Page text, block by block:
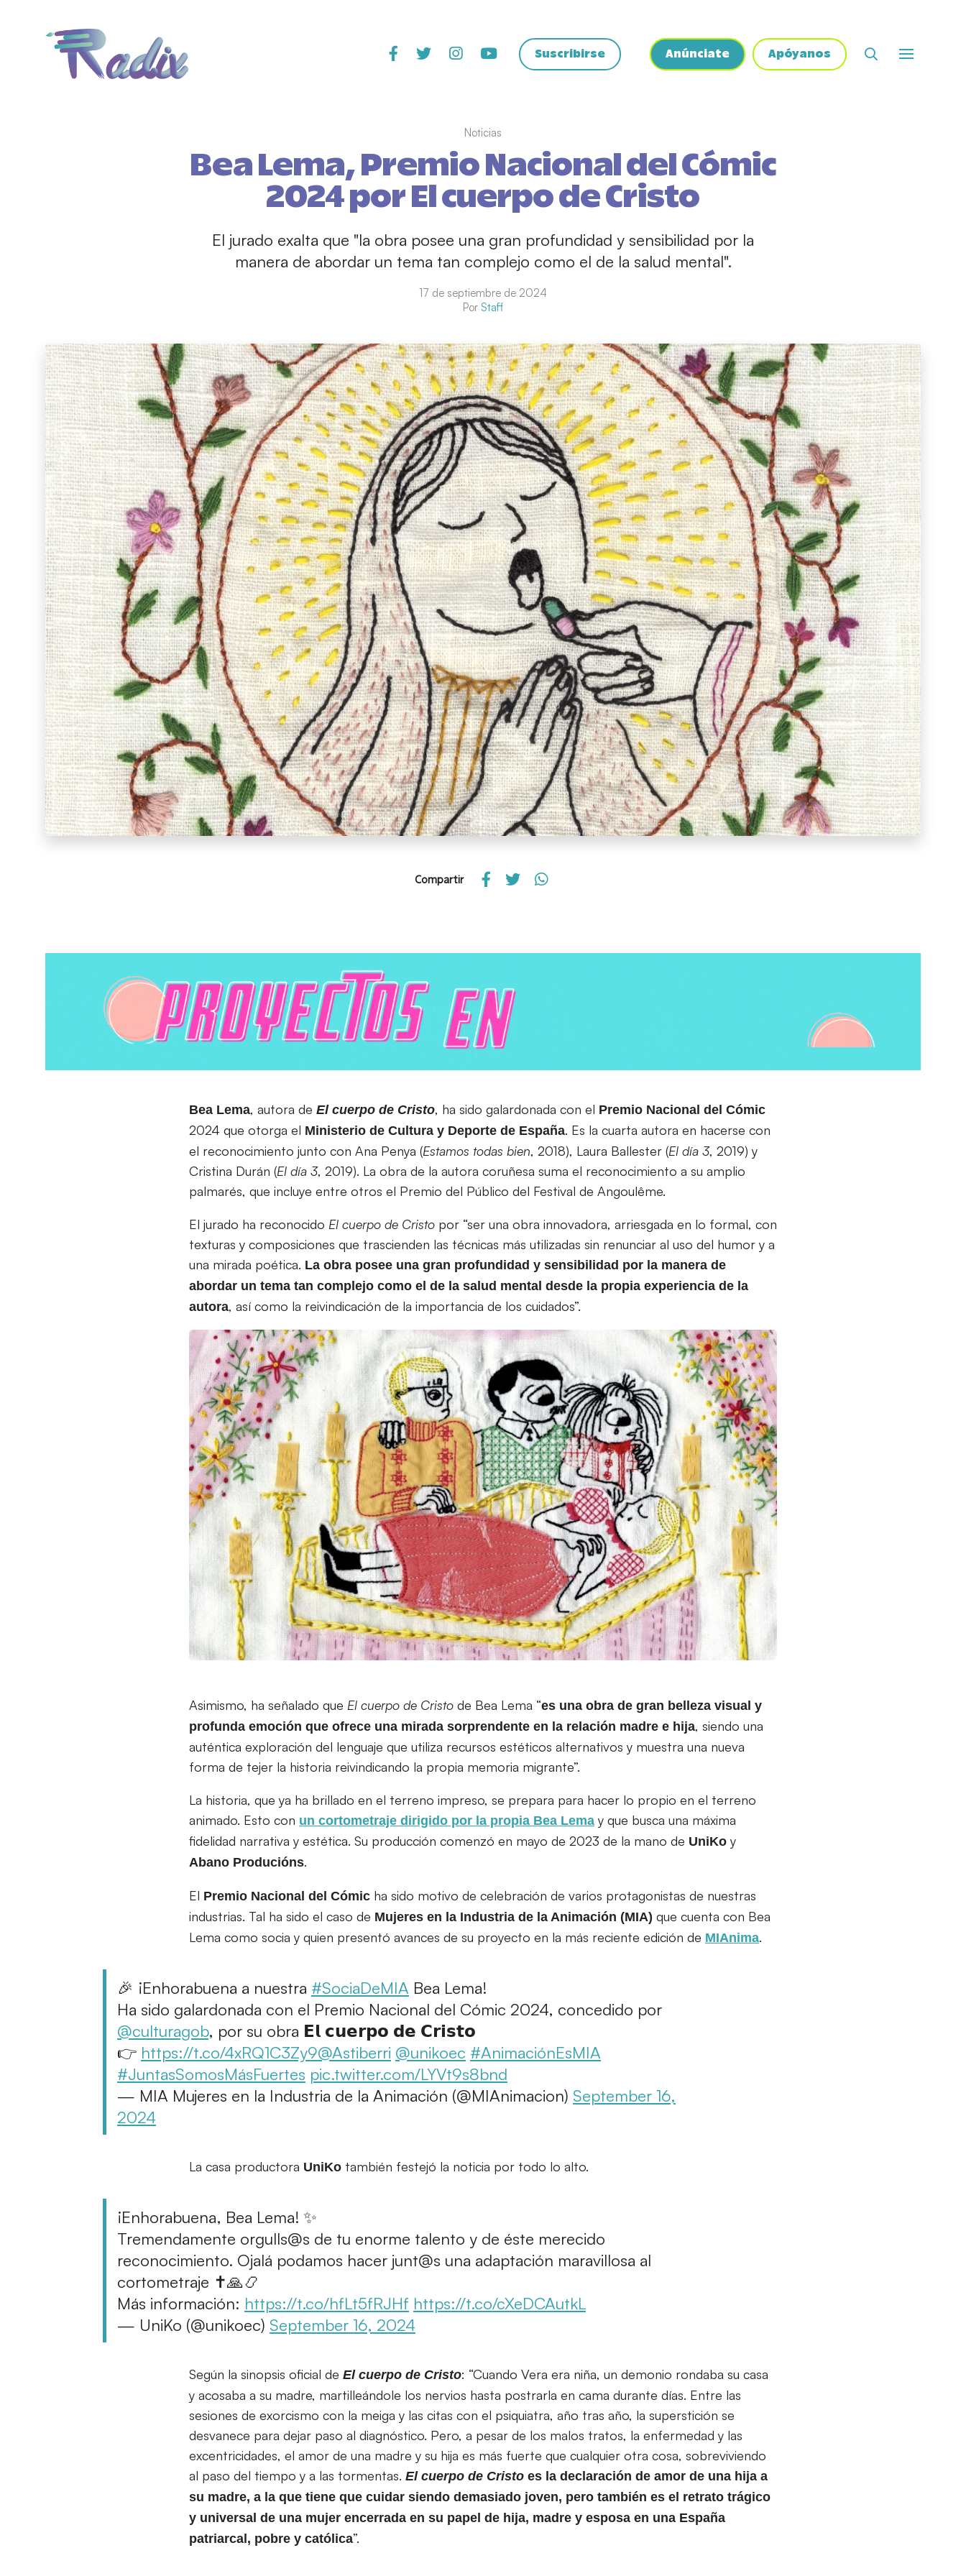
Suscribirse Anúnciate Apóyanos
Noticias
Bea Lema, Premio Nacional del Cómic
2024 por El cuerpo de Cristo
El jurado exalta que "la obra posee una gran profundidad y sensibilidad por la
manera de abordar un tema tan complejo como el de la salud mental".
17 de septiembre de 2024
Por Staff
Compartir
Bea Lema, autora de El cuerpo de Cristo, ha sido galardonada con el Premio Nacional del Cómic
2024 que otorga el Ministerio de Cultura y Deporte de España. Es la cuarta autora en hacerse con
el reconocimiento junto con Ana Penya (Estamos todas bien, 2018), Laura Ballester (El día 3, 2019) y
Cristina Durán (El día 3, 2019). La obra de la autora coruñesa suma el reconocimiento a su amplio
palmarés, que incluye entre otros el Premio del Público del Festival de Angoulême.
El jurado ha reconocido El cuerpo de Cristo por “ser una obra innovadora, arriesgada en lo formal, con
texturas y composiciones que trascienden las técnicas más utilizadas sin renunciar al uso del humor y a
una mirada poética. La obra posee una gran profundidad y sensibilidad por la manera de
abordar un tema tan complejo como el de la salud mental desde la propia experiencia de la
autora, así como la reivindicación de la importancia de los cuidados”.
Asimismo, ha señalado que El cuerpo de Cristo de Bea Lema “es una obra de gran belleza visual y
profunda emoción que ofrece una mirada sorprendente en la relación madre e hija, siendo una
auténtica exploración del lenguaje que utiliza recursos estéticos alternativos y muestra una nueva
forma de tejer la historia reivindicando la propia memoria migrante”.
La historia, que ya ha brillado en el terreno impreso, se prepara para hacer lo propio en el terreno
animado. Esto con un cortometraje dirigido por la propia Bea Lema y que busca una máxima
fidelidad narrativa y estética. Su producción comenzó en mayo de 2023 de la mano de UniKo y
Abano Producións.
El Premio Nacional del Cómic ha sido motivo de celebración de varios protagonistas de nuestras
industrias. Tal ha sido el caso de Mujeres en la Industria de la Animación (MIA) que cuenta con Bea
Lema como socia y quien presentó avances de su proyecto en la más reciente edición de MIAnima.
🎉 ¡Enhorabuena a nuestra #SociaDeMIA Bea Lema!
Ha sido galardonada con el Premio Nacional del Cómic 2024, concedido por
@culturagob, por su obra 𝗘𝗹 𝗰𝘂𝗲𝗿𝗽𝗼 𝗱𝗲 𝗖𝗿𝗶𝘀𝘁𝗼
👉 https://t.co/4xRQ1C3Zy9@Astiberri @unikoec #AnimaciónEsMIA
#JuntasSomosMásFuertes pic.twitter.com/LYVt9s8bnd
— MIA Mujeres en la Industria de la Animación (@MIAnimacion) September 16,
2024
La casa productora UniKo también festejó la noticia por todo lo alto.
¡Enhorabuena, Bea Lema! ✨
Tremendamente orgulls@s de tu enorme talento y de éste merecido
reconocimiento. Ojalá podamos hacer junt@s una adaptación maravillosa al
cortometraje ✝️🙏📿
Más información: https://t.co/hfLt5fRJHf https://t.co/cXeDCAutkL
— UniKo (@unikoec) September 16, 2024
Según la sinopsis oficial de El cuerpo de Cristo: “Cuando Vera era niña, un demonio rondaba su casa
y acosaba a su madre, martilleándole los nervios hasta postrarla en cama durante días. Entre las
sesiones de exorcismo con la meiga y las citas con el psiquiatra, año tras año, la superstición se
desvanece para dejar paso al diagnóstico. Pero, a pesar de los malos tratos, la enfermedad y las
excentricidades, el amor de una madre y su hija es más fuerte que cualquier otra cosa, sobreviviendo
al paso del tiempo y a las tormentas. El cuerpo de Cristo es la declaración de amor de una hija a
su madre, a la que tiene que cuidar siendo demasiado joven, pero también es el retrato trágico
y universal de una mujer encerrada en su papel de hija, madre y esposa en una España
patriarcal, pobre y católica”.